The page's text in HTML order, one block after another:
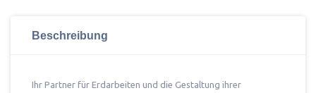
Beschreibung
Ihr Partner für Erdarbeiten und die Gestaltung ihrer